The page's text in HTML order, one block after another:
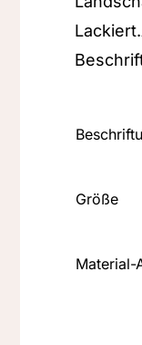
Größe
Material-